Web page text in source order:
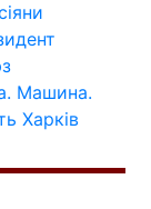
Машина.
Харків